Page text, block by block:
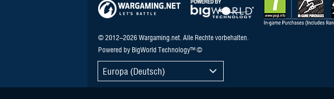
© 2012–2026 Wargaming.net. Alle Rechte vorbehalten.
Powered by BigWorld Technology™ ©
Europa (Deutsch)